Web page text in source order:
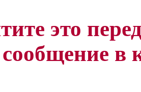
это
сообщение в